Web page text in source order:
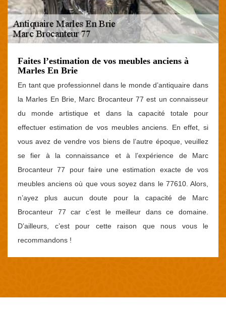
Faites l’estimation de vos meubles anciens à
Marles En Brie
En tant que professionnel dans le monde d’antiquaire dans
la Marles En Brie, Marc Brocanteur 77 est un connaisseur
du monde artistique et dans la capacité totale pour
effectuer estimation de vos meubles anciens. En effet, si
vous avez de vendre vos biens de l’autre époque, veuillez
se fier à la connaissance et à l’expérience de Marc
Brocanteur 77 pour faire une estimation exacte de vos
meubles anciens où que vous soyez dans le 77610. Alors,
n’ayez plus aucun doute pour la capacité de Marc
Brocanteur 77 car c’est le meilleur dans ce domaine.
D’ailleurs, c’est pour cette raison que nous vous le
recommandons !